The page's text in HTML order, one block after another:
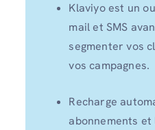
Klaviyo est un
mail et SMS
segmenter vos
vos campagnes.
Recharge
abonnements et